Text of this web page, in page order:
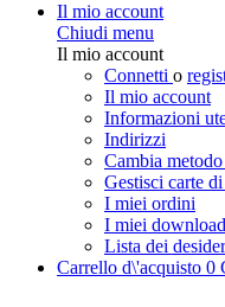
Il mio account
Chiudi menu
Il mio account
Connetti o
Il mio account
Informazioni
Indirizzi
Cambia
Gestisci carte
I miei ordini
I miei
Lista dei
Carrello d\'acquisto 0